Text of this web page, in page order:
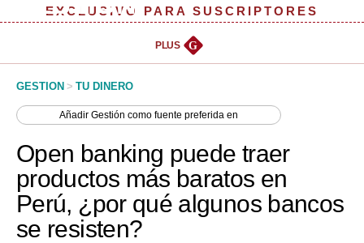
Management & Empleo
Perú
Política
Tu Dinero
EXCLUSIVO PARA SUSCRIPTORES
PLUS G
GESTION > TU DINERO
AñadirGestión como fuente preferida en
Open banking puede traer
productos más baratos en
Perú, ¿por qué algunos bancos
se resisten?